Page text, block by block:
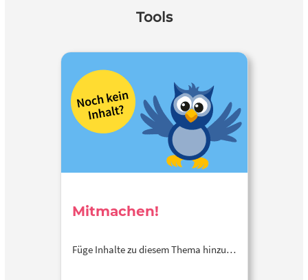
Tools
Mitmachen!
Füge Inhalte zu diesem Thema hinzu…